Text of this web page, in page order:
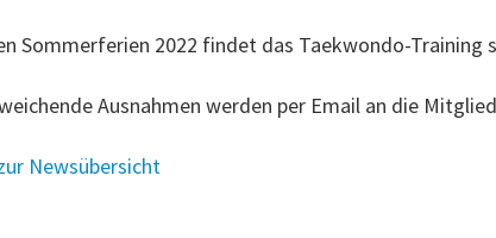
Sommerferien 2022 findet das Taekwondo-Training
Ausnahmen werden per Email an die
Newsübersicht